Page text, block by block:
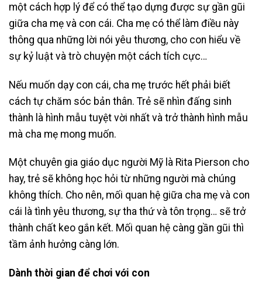
một cách hợp lý để có thể tạo dựng được sự gần gũi
giữa cha mẹ và con cái. Cha mẹ có thể làm điều này
thông qua những lời nói yêu thương, cho con hiểu về
sự kỷ luật và trò chuyện một cách tích cực…
Nếu muốn dạy con cái, cha mẹ trước hết phải biết
cách tự chăm sóc bản thân. Trẻ sẽ nhìn đấng sinh
thành là hình mẫu tuyệt vời nhất và trở thành hình mẫu
mà cha mẹ mong muốn.
Một chuyên gia giáo dục người Mỹ là Rita Pierson cho
hay, trẻ sẽ không học hỏi từ những người mà chúng
không thích. Cho nên, mối quan hệ giữa cha mẹ và con
cái là tình yêu thương, sự tha thứ và tôn trọng… sẽ trở
thành chất keo gắn kết. Mối quan hệ càng gần gũi thì
tầm ảnh hưởng càng lớn.
Dành thời gian để chơi với con